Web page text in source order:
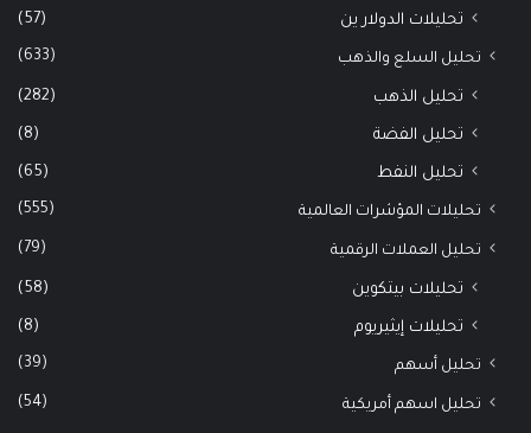
تحليلات الدولار ين (57)
تحليل السلع والذهب (633)
تحليل الذهب (282)
تحليل الفضة (8)
تحليل النفط (65)
تحليلات المؤشرات العالمية (555)
تحليل العملات الرقمية (79)
تحليلات بيتكوين (58)
تحليلات إيثيريوم (8)
تحليل أسهم (39)
تحليل اسهم أمريكية (54)